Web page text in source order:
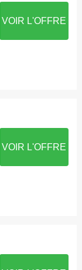
VOIR L'OFFRE
VOIR L'OFFRE